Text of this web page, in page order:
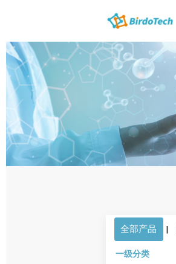
全部产品 |
一级分类